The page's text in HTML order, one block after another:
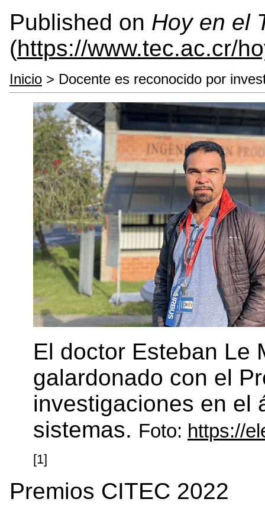
Published on Hoy en el
(https://www.tec.ac.cr/
Inicio > Docente es reconocido por
El doctor Esteban Le
galardonado con el
investigaciones en el
sistemas. Foto: https://
[1]
Premios CITEC 2022